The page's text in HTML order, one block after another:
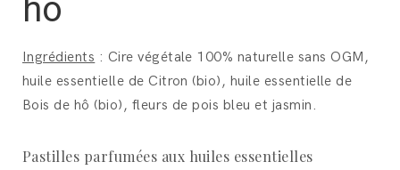
hô
Ingrédients : Cire végétale 100% naturelle sans OGM,
huile essentielle de Citron (bio), huile essentielle de
Bois de hô (bio), fleurs de pois bleu et jasmin.
Pastilles parfumées aux huiles essentielles